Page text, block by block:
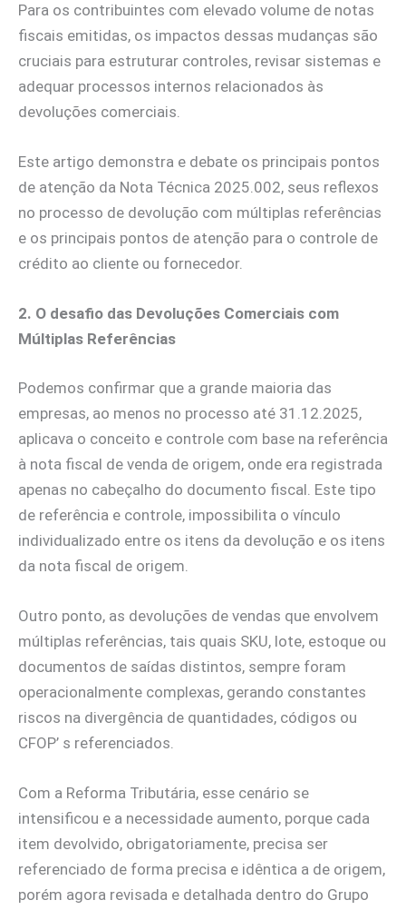
Para os contribuintes com elevado volume de notas
fiscais emitidas, os impactos dessas mudanças são
cruciais para estruturar controles, revisar sistemas e
adequar processos internos relacionados às
devoluções comerciais.
Este artigo demonstra e debate os principais pontos
de atenção da Nota Técnica 2025.002, seus reflexos
no processo de devolução com múltiplas referências
e os principais pontos de atenção para o controle de
crédito ao cliente ou fornecedor.
2. O desafio das Devoluções Comerciais com
Múltiplas Referências
Podemos confirmar que a grande maioria das
empresas, ao menos no processo até 31.12.2025,
aplicava o conceito e controle com base na referência
à nota fiscal de venda de origem, onde era registrada
apenas no cabeçalho do documento fiscal. Este tipo
de referência e controle, impossibilita o vínculo
individualizado entre os itens da devolução e os itens
da nota fiscal de origem.
Outro ponto, as devoluções de vendas que envolvem
múltiplas referências, tais quais SKU, lote, estoque ou
documentos de saídas distintos, sempre foram
operacionalmente complexas, gerando constantes
riscos na divergência de quantidades, códigos ou
CFOP’ s referenciados.
Com a Reforma Tributária, esse cenário se
intensificou e a necessidade aumento, porque cada
item devolvido, obrigatoriamente, precisa ser
referenciado de forma precisa e idêntica a de origem,
porém agora revisada e detalhada dentro do Grupo